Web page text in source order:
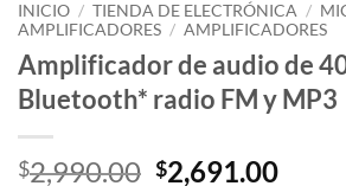
INICIO / TIENDA DE ELECTRÓNICA /
AMPLIFICADORES / AMPLIFICADORES
Amplificador de audio de
Bluetooth* radio FM y MP3
$2,990.00 Original
$2,691.00